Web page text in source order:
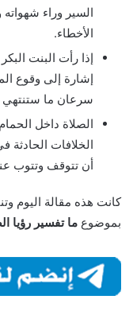
السير وراء
الأخطاء.
إذا رأت البنت
إشارة إلى وقوع
سرعان ما ستنتهي
الصلاة داخل
الخلافات الحادثة
أن تتوقف وتتوب
كانت هذه مقالة اليوم
بموضوع ما تفسير رؤيا